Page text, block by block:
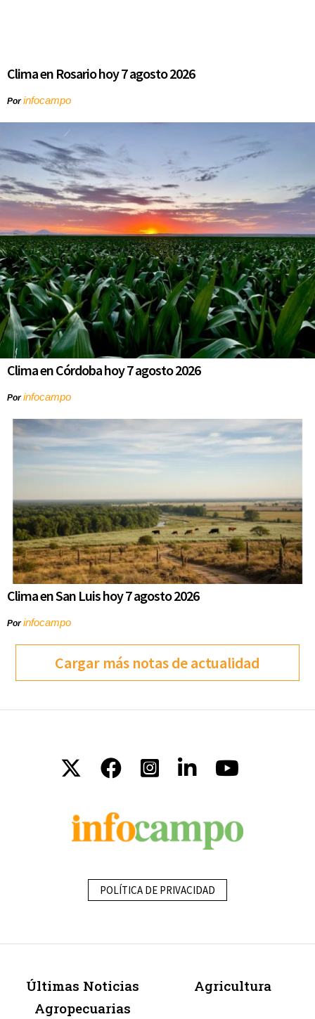
Clima en Rosario hoy 7 agosto 2026
Porinfocampo
Clima en Córdoba hoy 7 agosto 2026
Porinfocampo
Clima en San Luis hoy 7 agosto 2026
Porinfocampo
Cargar más notas de actualidad
POLÍTICA DE PRIVACIDAD
Últimas Noticias
Agropecuarias
Agricultura